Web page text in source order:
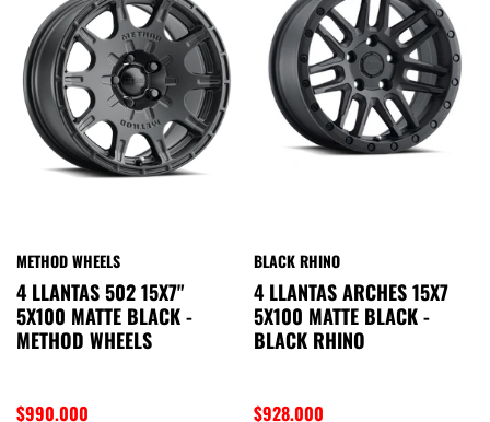
METHOD WHEELS
4 LLANTAS 502 15X7"
5X100 MATTE BLACK -
METHOD WHEELS
$990.000
BLACK RHINO
4 LLANTAS ARCHES 15X7
5X100 MATTE BLACK -
BLACK RHINO
$928.000